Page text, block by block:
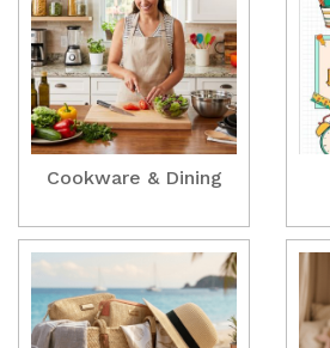
Cookware & Dining